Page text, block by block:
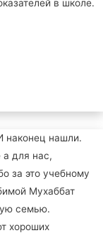
в школе.
наконец нашли.
для нас,
за это учебному
Мухаббат
семью.
хороших